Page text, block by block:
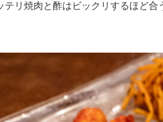
リ焼肉と酢はビックリするほど合